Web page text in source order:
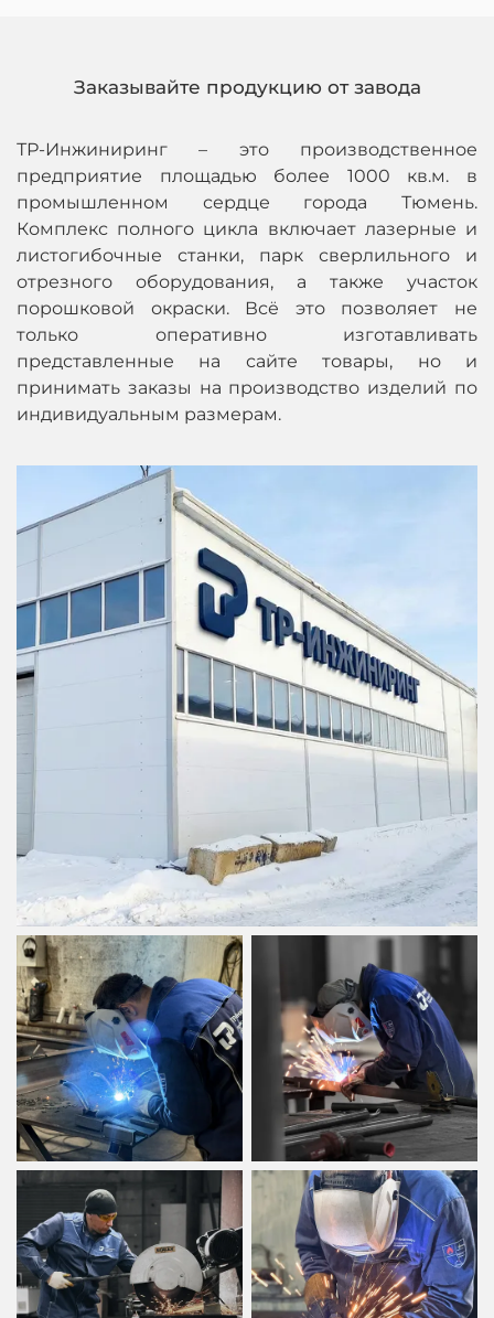
Заказывайте продукцию от завода
ТР-Инжиниринг – это производственное
предприятие площадью более 1000 кв.м. в
промышленном сердце города Тюмень.
Комплекс полного цикла включает лазерные и
листогибочные станки, парк сверлильного и
отрезного оборудования, а также участок
порошковой окраски. Всё это позволяет не
только оперативно изготавливать
представленные на сайте товары, но и
принимать заказы на производство изделий по
индивидуальным размерам.